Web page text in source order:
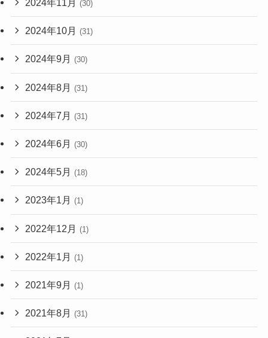
2024年11月 (30)
2024年10月 (31)
2024年9月 (30)
2024年8月 (31)
2024年7月 (31)
2024年6月 (30)
2024年5月 (18)
2023年1月 (1)
2022年12月 (1)
2022年1月 (1)
2021年9月 (1)
2021年8月 (31)